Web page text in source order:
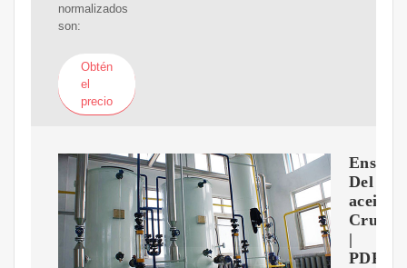
normalizados
son:
Obtén
el
precio
Ensayo
Del
aceite
Crudo
|
PDF